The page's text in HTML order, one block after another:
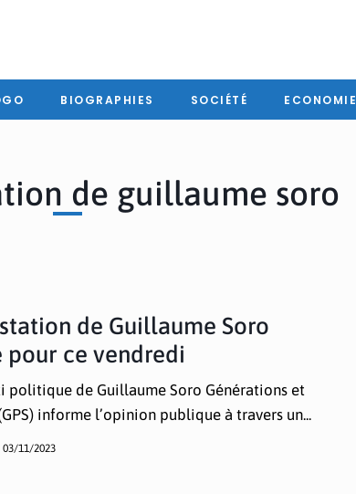
BIOGRAPHIES SOCIÉTÉ ECONOMIE
de guillaume soro
de Guillaume Soro
pour ce vendredi
politique de Guillaume Soro Générations et
informe l’opinion publique à travers un...
03/11/2023